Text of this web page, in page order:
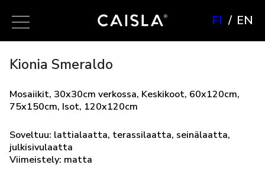
FI EN
Kionia Smeraldo
Mosaiikit, 30x30cm verkossa, Keskikoot, 60x120cm,
75x150cm, Isot, 120x120cm
Soveltuu: lattialaatta, terassilaatta, seinälaatta,
julkisivulaatta
Viimeistely: matta